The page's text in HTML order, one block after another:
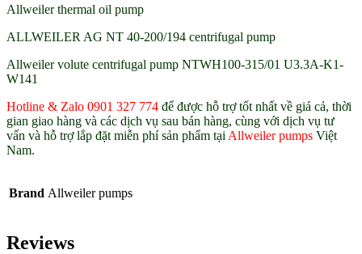
Allweiler thermal oil pump
ALLWEILER AG NT 40-200/194 centrifugal pump
Allweiler volute centrifugal pump NTWH100-315/01 U3.3A-K1-
W141
Hotline & Zalo 0901 327 774 để được hỗ trợ tốt nhất về giá cả, thời
gian giao hàng và các dịch vụ sau bán hàng, cùng với dịch vụ tư
vấn và hỗ trợ lắp đặt miễn phí sản phẩm tại Allweiler pumps Việt
Nam.
Brand Allweiler pumps
Reviews